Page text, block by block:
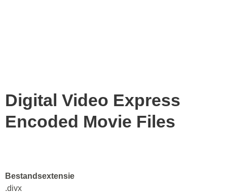
Digital Video Express
Encoded Movie Files
Bestandsextensie
.divx